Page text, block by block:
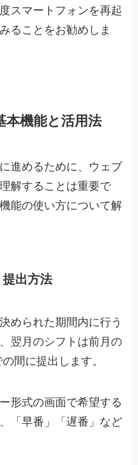
スマートフォンを再起
ることをお勧めしま
本機能と活用法
進めるために、ウェブ
解することは重要で
能の使い方について解
出方法
められた期間内に行う
翌月のシフトは前月の
間に提出します。
形式の画面で希望する
「早番」「遅番」など